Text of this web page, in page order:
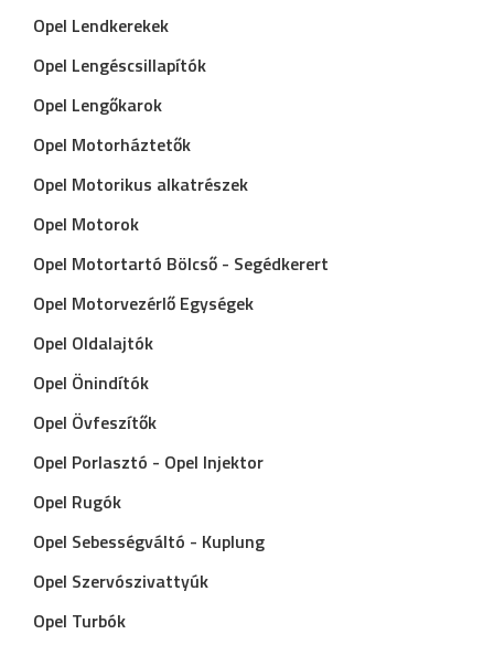
Opel Lendkerekek
Opel Lengéscsillapítók
Opel Lengőkarok
Opel Motorháztetők
Opel Motorikus alkatrészek
Opel Motorok
Opel Motortartó Bölcső - Segédkerert
Opel Motorvezérlő Egységek
Opel Oldalajtók
Opel Önindítók
Opel Övfeszítők
Opel Porlasztó - Opel Injektor
Opel Rugók
Opel Sebességváltó - Kuplung
Opel Szervószivattyúk
Opel Turbók